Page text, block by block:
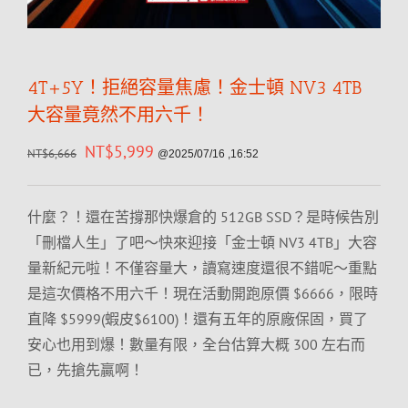
4T+5Y！拒絕容量焦慮！金士頓 NV3 4TB
大容量竟然不用六千！
NT$6,666 NT$5,999 @2025/07/16 ,16:52
什麼？！還在苦撐那快爆倉的 512GB SSD？是時候告別
「刪檔人生」了吧～快來迎接「金士頓 NV3 4TB」大容
量新紀元啦！不僅容量大，讀寫速度還很不錯呢～重點
是這次價格不用六千！現在活動開跑原價 $6666，限時
直降 $5999(蝦皮$6100)！還有五年的原廠保固，買了
安心也用到爆！數量有限，全台估算大概 300 左右而
已，先搶先贏啊！